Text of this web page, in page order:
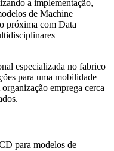
a implementação,
de Machine
próxima com Data
especializada no fabrico
para uma mobilidade
emprega cerca
para modelos de